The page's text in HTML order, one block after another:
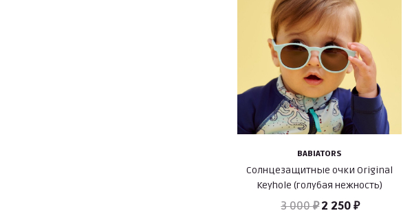
BABIATORS
Солнцезащитные очки Original
Keyhole (голубая нежность)
3 000 ₽2 250 ₽